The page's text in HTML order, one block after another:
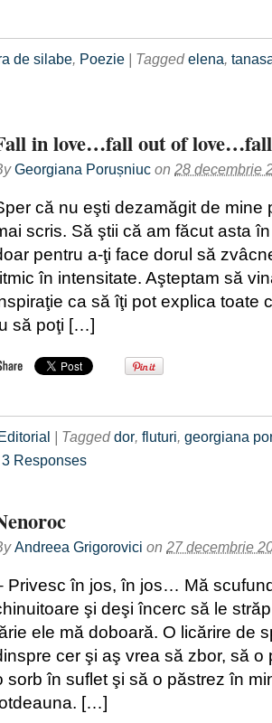
de silabe, Poezie | Taggedelena,
in love…fall out of
Georgiana Porușniuc on 28 decembrie
că nu eşti dezamăgit de mine
scris. Să ştii că am făcut asta
pentru a-ţi face dorul să
în intensitate. Aşteptam să
ca să îţi pot explica toate
să poţi […]
| Taggeddor, fluturi, georgiana
3 Responses
Andreea Grigorovici on 27 decembrie
Privesc în jos, în jos… Mă
şi deşi încerc să le
ele mă doboară. O licărire de
cer şi aş vrea să zbor, să o
sorb în suflet şi să o păstrez în
[…]